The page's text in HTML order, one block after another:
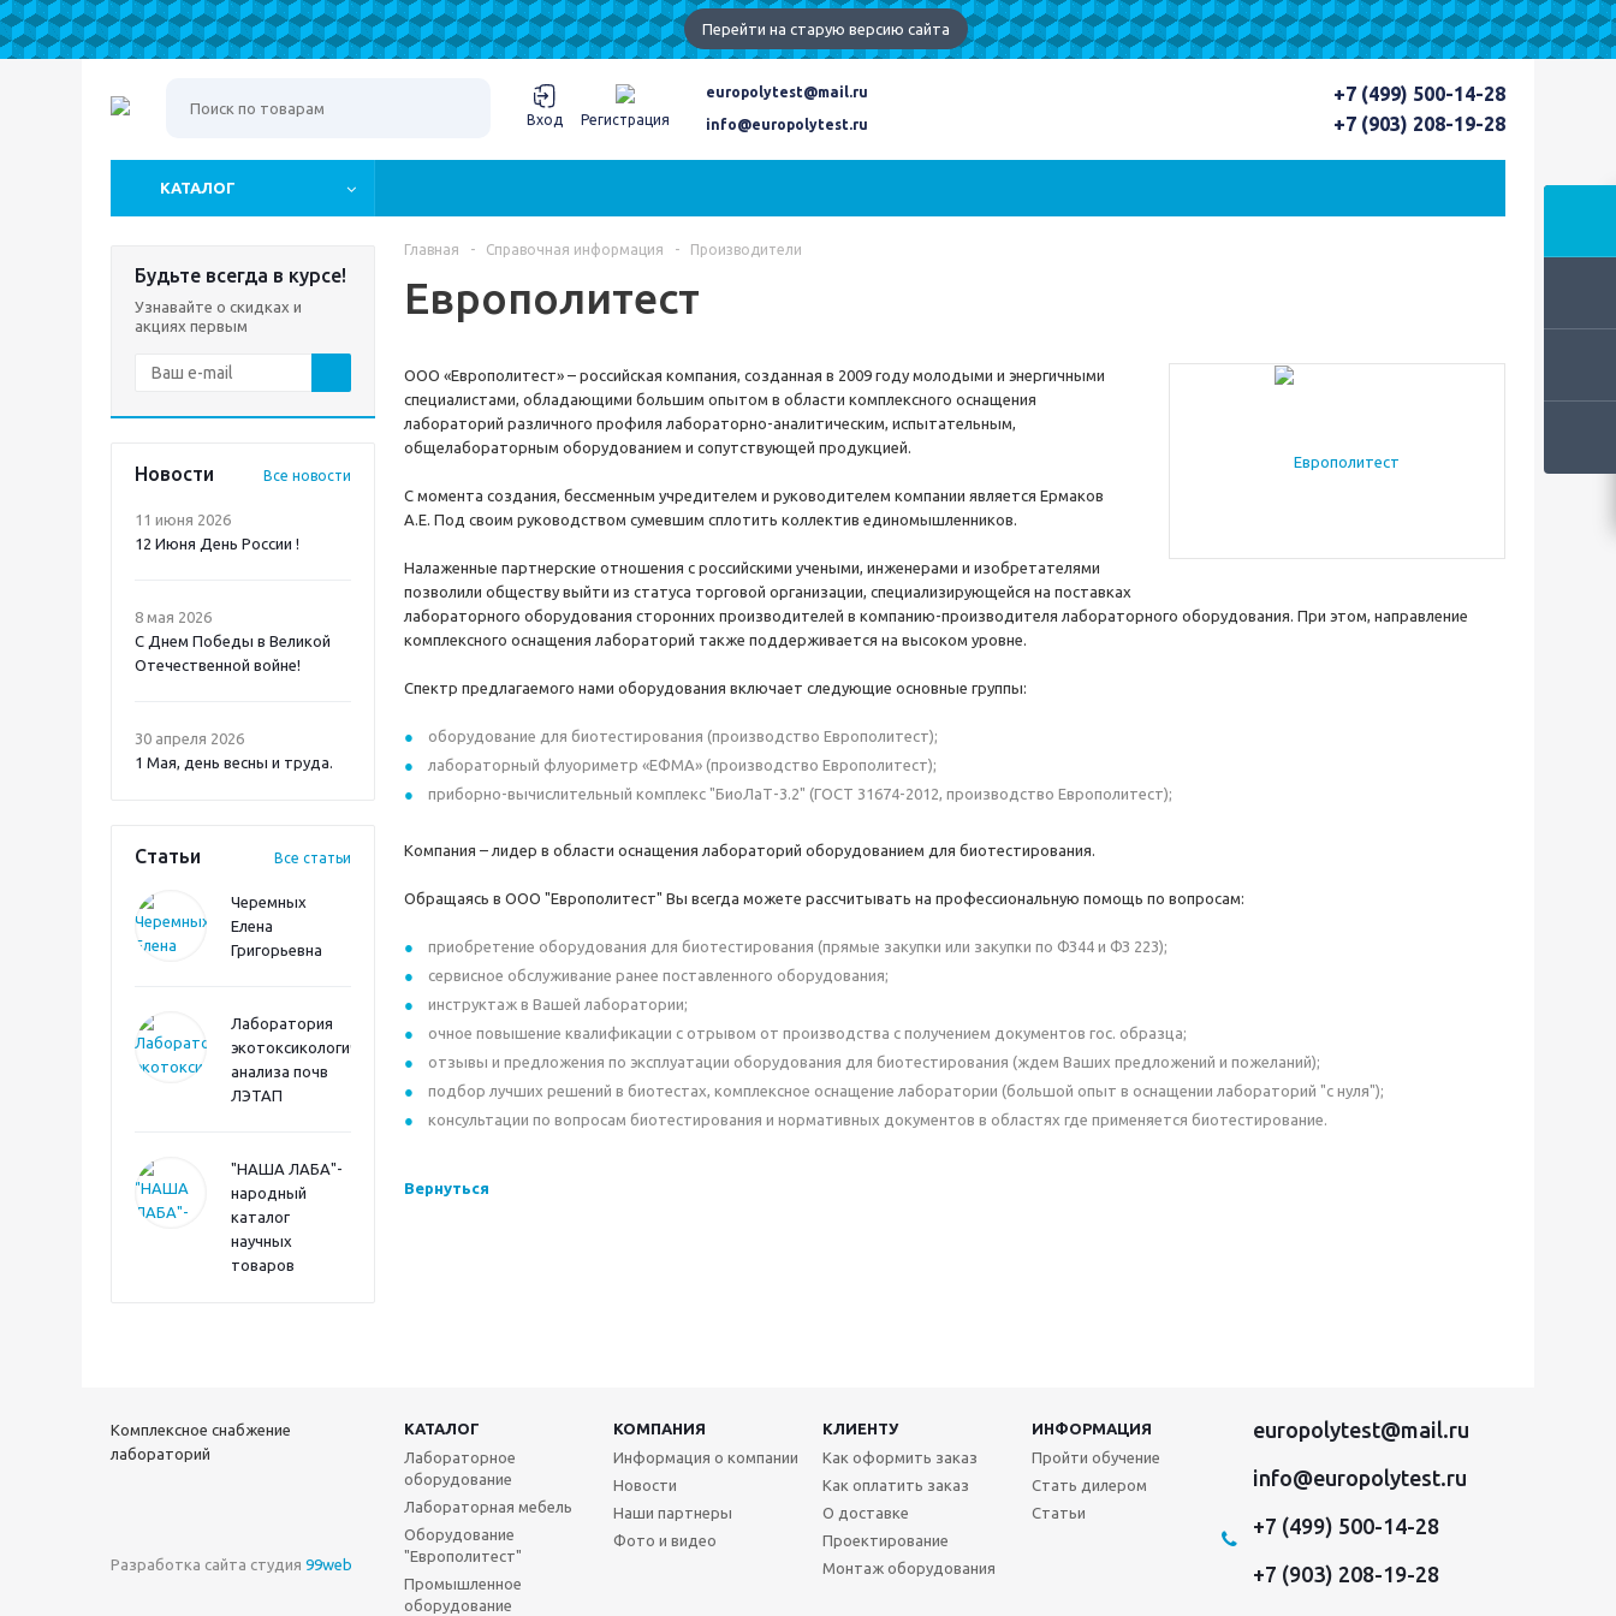
Перейти на старую версию сайта
Вход Регистрация
europolytest@mail.ru
info@europolytest.ru
+7 (499) 500-14-28
+7 (903) 208-19-28
КАТАЛОГ
Будьте всегда в курсе!
Узнавайте о скидках и
акциях первым
Новости Все новости
11 июня 2026
12 Июня День России !
8 мая 2026
С Днем Победы в Великой
Отечественной войне!
30 апреля 2026
1 Мая, день весны и труда.
Статьи Все статьи
Черемных
Елена
Григорьевна
Лаборатория
экотоксикологического
анализа почв
ЛЭТАП
"НАША ЛАБА"-
народный
каталог
научных
товаров
Главная - Справочная информация - Производители
Европолитест
ООО «Европолитест» – российская компания, созданная в 2009 году молодыми и энергичными
специалистами, обладающими большим опытом в области комплексного оснащения
лабораторий различного профиля лабораторно-аналитическим, испытательным,
общелабораторным оборудованием и сопутствующей продукцией.
С момента создания, бессменным учредителем и руководителем компании является Ермаков
А.Е. Под своим руководством сумевшим сплотить коллектив единомышленников.
Налаженные партнерские отношения с российскими учеными, инженерами и изобретателями
позволили обществу выйти из статуса торговой организации, специализирующейся на поставках
лабораторного оборудования сторонних производителей в компанию-производителя лабораторного оборудования. При этом, направление
комплексного оснащения лабораторий также поддерживается на высоком уровне.
Спектр предлагаемого нами оборудования включает следующие основные группы:
оборудование для биотестирования (производство Европолитест);
лабораторный флуориметр «ЕФМА» (производство Европолитест);
приборно-вычислительный комплекс "БиоЛаТ-3.2" (ГОСТ 31674-2012, производство Европолитест);
Компания – лидер в области оснащения лабораторий оборудованием для биотестирования.
Обращаясь в ООО "Европолитест" Вы всегда можете рассчитывать на профессиональную помощь по вопросам:
приобретение оборудования для биотестирования (прямые закупки или закупки по ФЗ44 и ФЗ 223);
сервисное обслуживание ранее поставленного оборудования;
инструктаж в Вашей лаборатории;
очное повышение квалификации с отрывом от производства с получением документов гос. образца;
отзывы и предложения по эксплуатации оборудования для биотестирования (ждем Ваших предложений и пожеланий);
подбор лучших решений в биотестах, комплексное оснащение лаборатории (большой опыт в оснащении лабораторий "с нуля");
консультации по вопросам биотестирования и нормативных документов в областях где применяется биотестирование.
Вернуться
Комплексное снабжение
лабораторий
Разработка сайта студия 99web
КАТАЛОГ КОМПАНИЯ КЛИЕНТУ
ИНФОРМАЦИЯ
Лабораторное
оборудование
Лабораторная мебель
Оборудование
"Европолитест"
Промышленное
оборудование
Информация о компании
Новости
Наши партнеры
Фото и видео
Как оформить заказ
Как оплатить заказ
О доставке
Проектирование
Монтаж оборудования
Пройти обучение
Стать дилером
Статьи
europolytest@mail.ru
info@europolytest.ru
+7 (499) 500-14-28
+7 (903) 208-19-28